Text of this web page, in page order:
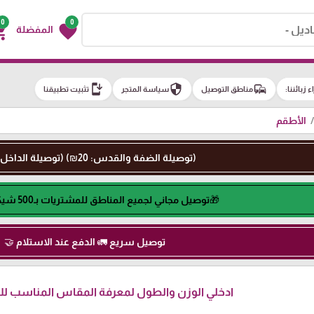
0
favorite المفضلة
0
زبائننا: commuteمناطق التوصيل securityسياسة المتجر install_mobileتثبيت تطبيقنا
الأطقم
(توصيلة الضفة والقدس: 20₪) (توصيلة الداخل: 50₪)
🎁توصيل مجاني لجميع المناطق للمشتريات بـ500 شيكل او اكثر🎁
توصيل سريع 🚛 الدفع عند الاستلام 🤝
ادخلي الوزن والطول لمعرفة المقاس المناسب